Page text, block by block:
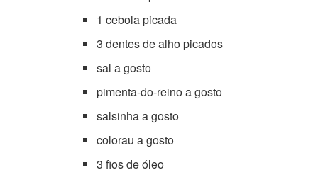
1 cebola picada
3 dentes de alho picados
sal a gosto
pimenta-do-reino a gosto
salsinha a gosto
colorau a gosto
3 fios de óleo